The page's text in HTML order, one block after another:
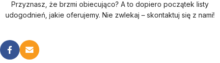
Przyznasz, że brzmi obiecująco? A to dopiero początek listy
udogodnień, jakie oferujemy. Nie zwlekaj – skontaktuj się z nami!